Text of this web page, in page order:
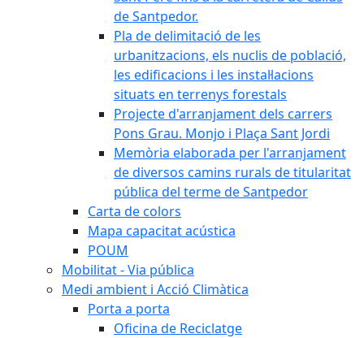
de Santpedor.
Pla de delimitació de les
urbanitzacions, els nuclis de població,
les edificacions i les instal·lacions
situats en terrenys forestals
Projecte d'arranjament dels carrers
Pons Grau. Monjo i Plaça Sant Jordi
Memòria elaborada per l'arranjament
de diversos camins rurals de titularitat
pública del terme de Santpedor
Carta de colors
Mapa capacitat acústica
POUM
Mobilitat - Via pública
Medi ambient i Acció Climàtica
Porta a porta
Oficina de Reciclatge